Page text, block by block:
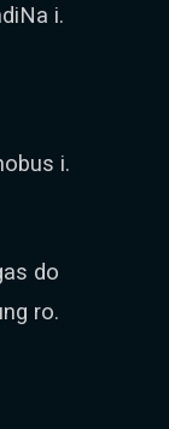
i.
i.
do
ro.